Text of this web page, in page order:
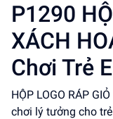
P1290
XÁCH
Chơi Trẻ
HỘP LOGO RÁP
chơi lý tưởng cho